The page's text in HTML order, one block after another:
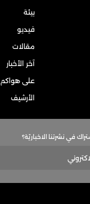
بيئة
فيديو
مقالات
آخر الأخبار
على هواكم
الأرشيف
في نشرتنا الاخباريّة؟